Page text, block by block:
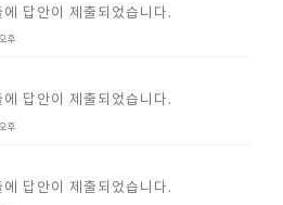
후
답안이 제출되었습니다.
후
답안이 제출되었습니다.
답안이 제출되었습니다.